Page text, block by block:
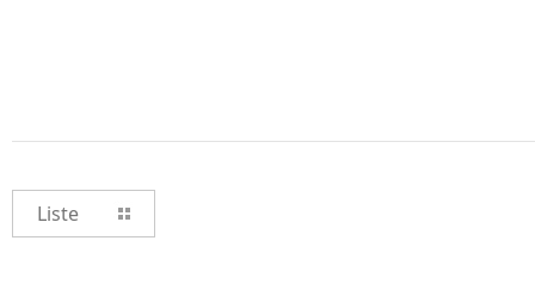
Liste